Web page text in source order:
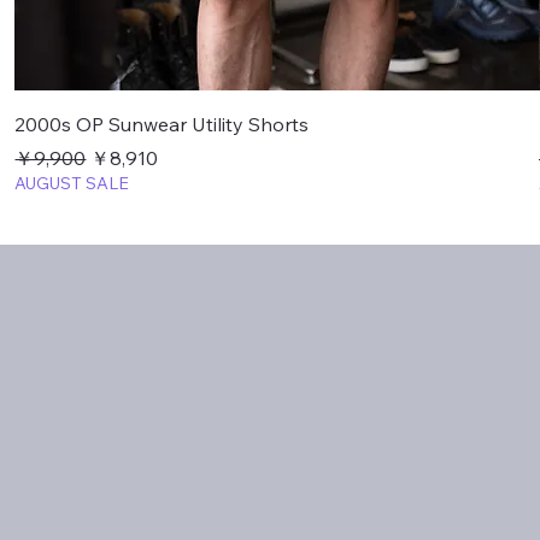
2000s OP Sunwear Utility Shorts
通常価格
￥9,900 セール価格
￥8,910
AUGUST SALE